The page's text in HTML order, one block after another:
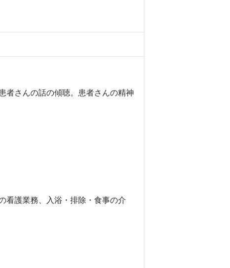
者さんの話の傾聴。患者さんの精神
看護業務、入浴・排除・食事の介